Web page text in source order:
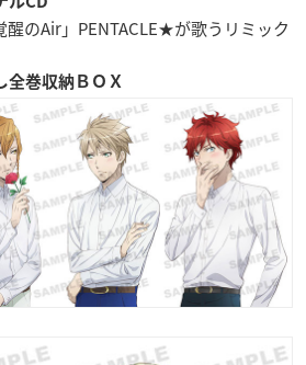
醒のAir」PENTACLE★が歌うリミック
全巻収納ＢＯＸ